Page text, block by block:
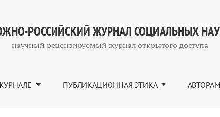
РОССИЙСКИЙ ЖУРНАЛ СОЦИАЛЬНЫХ
научный рецензируемый журнал открытого доступа
ПУБЛИКАЦИОННАЯ ЭТИКА